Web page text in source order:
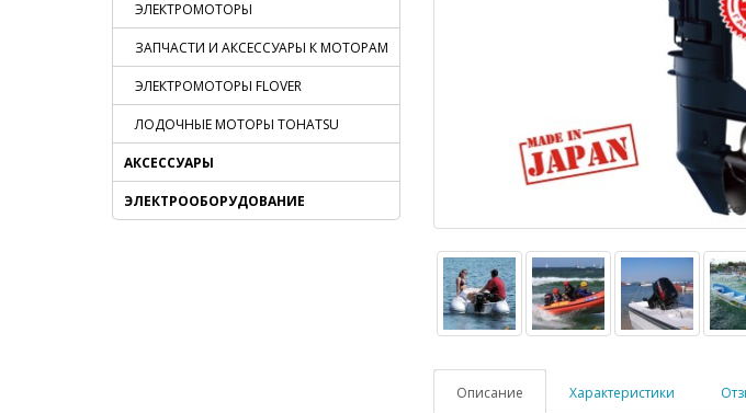
ЭЛЕКТРОМОТОРЫ
ЗАПЧАСТИ И АКСЕССУАРЫ К МОТОРАМ
ЭЛЕКТРОМОТОРЫ FLOVER
ЛОДОЧНЫЕ МОТОРЫ TOHATSU
АКСЕССУАРЫ
ЭЛЕКТРООБОРУДОВАНИЕ
Описание Характеристики